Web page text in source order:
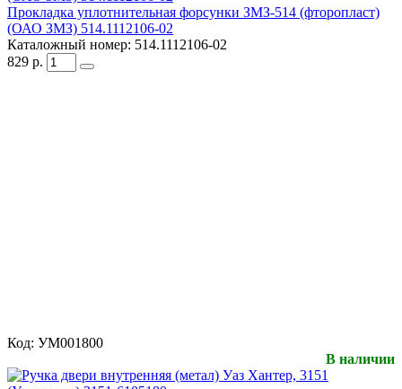
Прокладка уплотнительная форсунки ЗМЗ-514 (фторопласт)
(ОАО ЗМЗ) 514.1112106-02
Каталожный номер: 514.1112106-02
829 р.
Код: УМ001800
В наличии